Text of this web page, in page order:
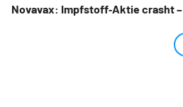
Novavax: Impfstoff‑Aktie crasht